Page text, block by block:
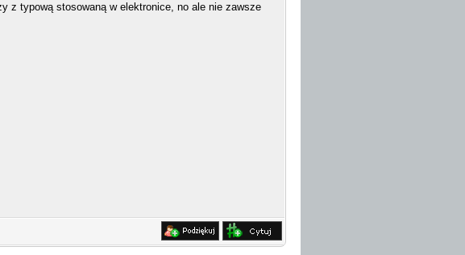
z typową stosowaną w elektronice, no ale nie zawsze